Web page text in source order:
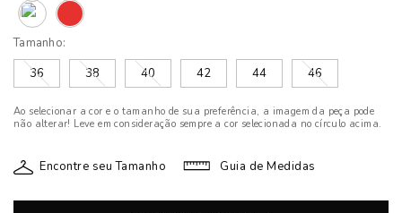
Tamanho:
36
38 40 42 44 46
Ao selecionar a cor e o tamanho de sua preferência, a imagem da peça pode
não alterar! Leve em consideração sempre a cor selecionada no círculo acima.
Encontre seu Tamanho Guia de Medidas